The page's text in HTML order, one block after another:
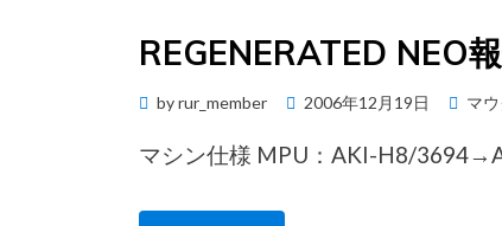
REGENERATED NEO
byrur_member
Posted
2006年12月19日 マ
マシン仕様 MPU：AKI-H8/